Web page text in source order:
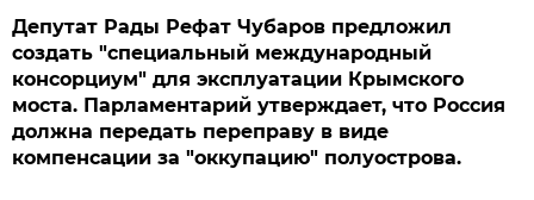
Депутат Рады Рефат Чубаров предложил
создать "специальный международный
консорциум" для эксплуатации Крымского
моста. Парламентарий утверждает, что Россия
должна передать переправу в виде
компенсации за "оккупацию" полуострова.